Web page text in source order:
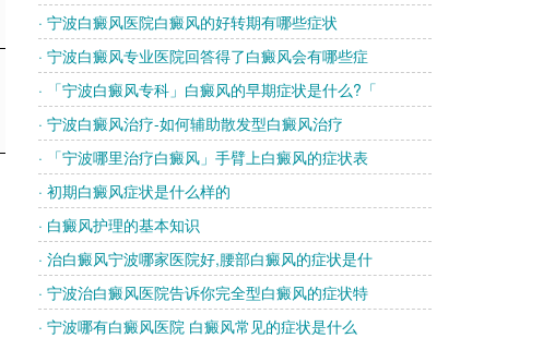
· 宁波白癜风医院白癜风的好转期有哪些症状
· 宁波白癜风专业医院回答得了白癜风会有哪些症
· 「宁波白癜风专科」白癜风的早期症状是什么?「
· 宁波白癜风治疗-如何辅助散发型白癜风治疗
· 「宁波哪里治疗白癜风」手臂上白癜风的症状表
· 初期白癜风症状是什么样的
· 白癜风护理的基本知识
· 治白癜风宁波哪家医院好,腰部白癜风的症状是什
· 宁波治白癜风医院告诉你完全型白癜风的症状特
· 宁波哪有白癜风医院 白癜风常见的症状是什么